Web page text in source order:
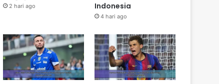
2 hari ago
Indonesia
4 hari ago